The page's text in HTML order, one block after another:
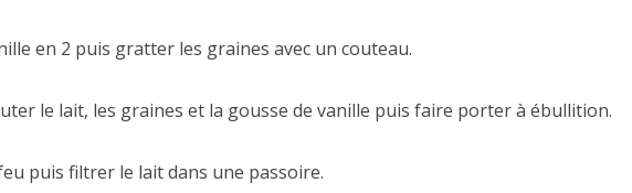
en 2 puis gratter les graines avec un couteau.
le lait, les graines et la gousse de vanille puis faire porter à ébullition.
puis filtrer le lait dans une passoire.